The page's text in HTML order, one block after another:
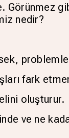
Görünmez
nedir?
fark
oluşturur.
ve ne